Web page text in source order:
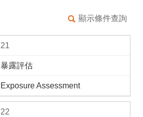
顯示條件查詢
21
暴露評估
Exposure Assessment
22